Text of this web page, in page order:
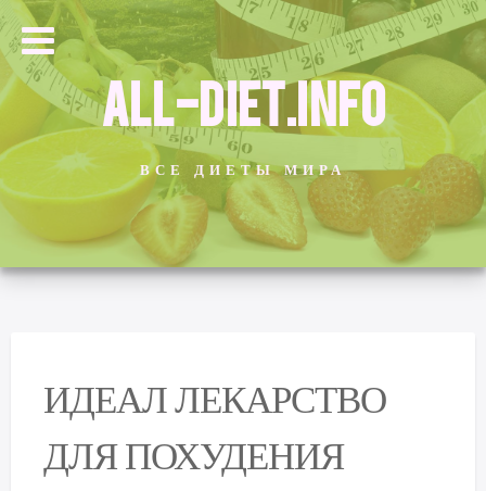
ALL-DIET.INFO
ВСЕ ДИЕТЫ МИРА
ИДЕАЛ ЛЕКАРСТВО
ДЛЯ ПОХУДЕНИЯ